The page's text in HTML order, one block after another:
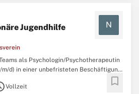
Jugendhilfe
N
als Psychologin/Psychotherapeutin
d) in einer unbefristeten Beschäftigung
Elim und unserem Mutter- Vater- Kind-
Vollzeit bookmark